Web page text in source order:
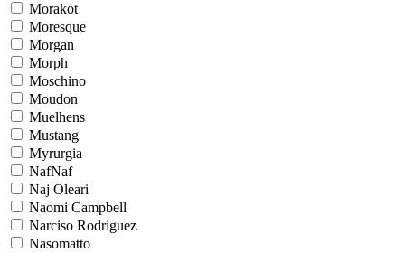
Morakot
Moresque
Morgan
Morph
Moschino
Moudon
Muelhens
Mustang
Myrurgia
NafNaf
Naj Oleari
Naomi Campbell
Narciso Rodriguez
Nasomatto